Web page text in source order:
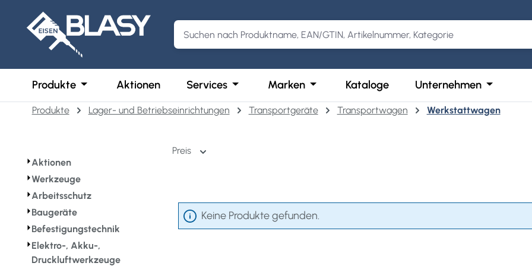
Hauptinhalt springen
Zur Suche springen
Zur Hauptnavigation springen
Produkte Öffne oder Schließe das Dropdown der Kategorie Produkte
Aktionen Services Öffne oder Schließe das Dropdown der Kategorie Services
Marken Öffne oder Schließe das Dropdown der
Kataloge Unternehmen Öffne
Produkte Lager- und Betriebseinrichtungen Transportgeräte Transportwagen Werkstattwagen
⏵Aktionen
⏵Werkzeuge
⏵Arbeitsschutz
⏵Baugeräte
⏵Befestigungstechnik
⏵Elektro-, Akku-,
Druckluftwerkzeuge
Preis
Keine Produkte gefunden.